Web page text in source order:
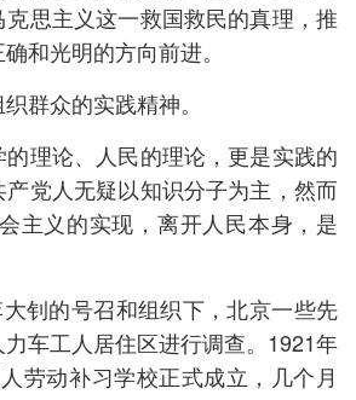
思主义这一救国救民的真理，推
和光明的方向前进。
群众的实践精神。
理论、人民的理论，更是实践的
党人无疑以知识分子为主，然而
主义的实现，离开人民本身，是
钊的号召和组织下，北京一些先
车工人居住区进行调查。1921年
劳动补习学校正式成立，几个月